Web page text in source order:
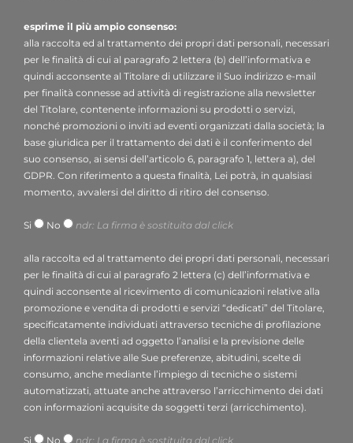
Responsabile per la protezione dei dati (DPO) : dott.
Donato Eugenio Caccavella, indirizzo e-mail:
dpo.voilap@amicadpo.eu
2. Dati personali trattati, finalità del trattamento e
base giuridica
Il Titolare tratterà i suoi dati personali identificativi e di
contatto (quali: nome, cognome, ragione sociale,
indirizzo, città, indirizzo e-mail, numero di telefono) da
dell’apposito form di raccolta dati presente nella
www.voilapdigital.com
Il Titolare intende trattare i suoi dati personali al fine di:
rispondere al suo messaggio o alla sua richiesta di
informazioni inoltrate attraverso il presente form;base
giuridica: legittimo interesse del titolare ai sensi
dell’articolo 6, paragrafo 1, lettera f) del GDPR;
utilizzare il Suo indirizzo e-mail per finalità connesse ad
attività di registrazione alla newsletter contenente
esprime il più ampio consenso:
alla raccolta ed al trattamento dei propri dati personali, necessari
per le finalità di cui al paragrafo 2 lettera (b) dell’informativa e
quindi acconsente al Titolare di utilizzare il Suo indirizzo e-mail
per finalità connesse ad attività di registrazione alla newsletter
del Titolare, contenente informazioni su prodotti o servizi,
nonché promozioni o inviti ad eventi organizzati dalla società; la
base giuridica per il trattamento dei dati è il conferimento del
suo consenso, ai sensi dell’articolo 6, paragrafo 1, lettera a), del
GDPR. Con riferimento a questa finalità, Lei potrà, in qualsiasi
momento, avvalersi del diritto di ritiro del consenso.
Si No ndr: La firma è sostituita dal click
alla raccolta ed al trattamento dei propri dati personali, necessari
per le finalità di cui al paragrafo 2 lettera (c) dell’informativa e
quindi acconsente al ricevimento di comunicazioni relative alla
promozione e vendita di prodotti e servizi “dedicati” del Titolare,
specificatamente individuati attraverso tecniche di profilazione
della clientela aventi ad oggetto l’analisi e la previsione delle
informazioni relative alle Sue preferenze, abitudini, scelte di
consumo, anche mediante l’impiego di tecniche o sistemi
automatizzati, attuate anche attraverso l’arricchimento dei dati
con informazioni acquisite da soggetti terzi (arricchimento).
Si No ndr: La firma è sostituita dal click